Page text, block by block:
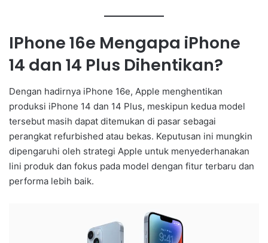
IPhone 16e Mengapa iPhone
14 dan 14 Plus Dihentikan?
Dengan hadirnya iPhone 16e, Apple menghentikan
produksi iPhone 14 dan 14 Plus, meskipun kedua model
tersebut masih dapat ditemukan di pasar sebagai
perangkat refurbished atau bekas. Keputusan ini mungkin
dipengaruhi oleh strategi Apple untuk menyederhanakan
lini produk dan fokus pada model dengan fitur terbaru dan
performa lebih baik.